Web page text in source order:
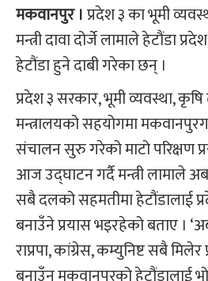
मकवानपुर ।प्रदेश ३ का भूमी
मन्त्री दावा दोर्जे लामाले हेटौंडा
हेटौंडा हुने दाबी गरेका छन् ।
प्रदेश ३ सरकार, भूमी व्यवस्था,
मन्त्रालयको सहयोगमा
संचालन सुरु गरेको माटो परिक्षण
आज उद्घाटन गर्दै मन्त्री लामाले
सबै दलको सहमतीमा हेटौंडालाई
बनाउँने प्रयास भइरहेको बताए ।
राप्रपा, कांग्रेस, कम्युनिष्ट सबै